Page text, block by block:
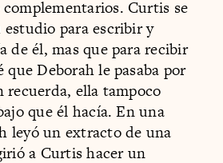
complementarios. Curtis se
estudio para escribir y
de él, mas que para recibir
que Deborah le pasaba por
recuerda, ella tampoco
que él hacía. En una
leyó un extracto de una
a Curtis hacer un